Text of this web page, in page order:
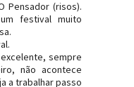
Pensador (risos).
festival muito
sempre
não acontece
a trabalhar passo